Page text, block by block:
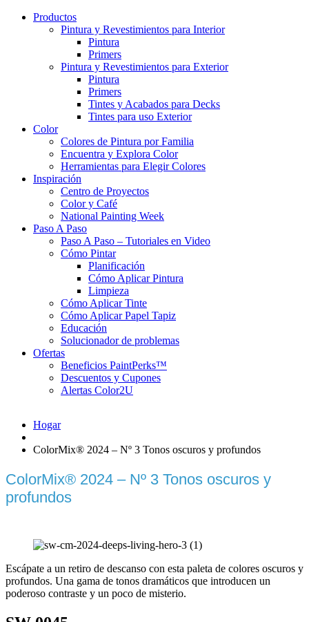
Productos
Pintura y Revestimientos para Interior
Pintura
Primers
Pintura y Revestimientos para Exterior
Pintura
Primers
Tintes y Acabados para Decks
Tintes para uso Exterior
Color
Colores de Pintura por Familia
Encuentra y Explora Color
Herramientas para Elegir Colores
Inspiración
Centro de Proyectos
Color y Café
National Painting Week
Paso A Paso
Paso A Paso – Tutoriales en Video
Cómo Pintar
Planificación
Cómo Aplicar Pintura
Limpieza
Cómo Aplicar Tinte
Cómo Aplicar Papel Tapiz
Educación
Solucionador de problemas
Ofertas
Beneficios PaintPerks™
Descuentos y Cupones
Alertas Color2U
Hogar
ColorMix® 2024 – Nº 3 Tonos oscuros y profundos
ColorMix® 2024 – Nº 3 Tonos oscuros y
profundos
Escápate a un retiro de descanso con esta paleta de colores oscuros y
profundos. Una gama de tonos dramáticos que introducen un
poderoso contraste y un poco de misterio.